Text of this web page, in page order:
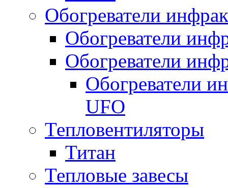
Обогреватели
Обогреватели
Обогреватели
Обогреватели
UFO
Тепловентиляторы
Титан
Тепловые завесы